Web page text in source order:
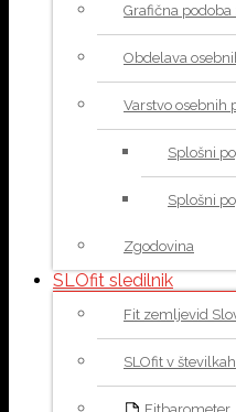
Grafična
Obdelava
Varstvo osebnih
Splošni
Splošni
Zgodovina
SLOfit sledilnik
Fit zemljevid
SLOfit v številkah